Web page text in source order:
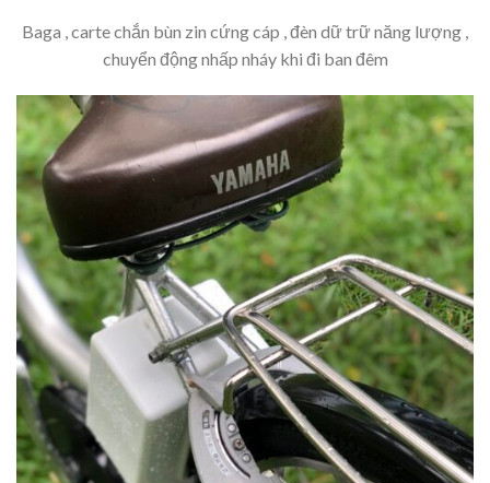
Baga , carte chắn bùn zin cứng cáp , đèn dữ trữ năng lượng ,
chuyển động nhấp nháy khi đi ban đêm